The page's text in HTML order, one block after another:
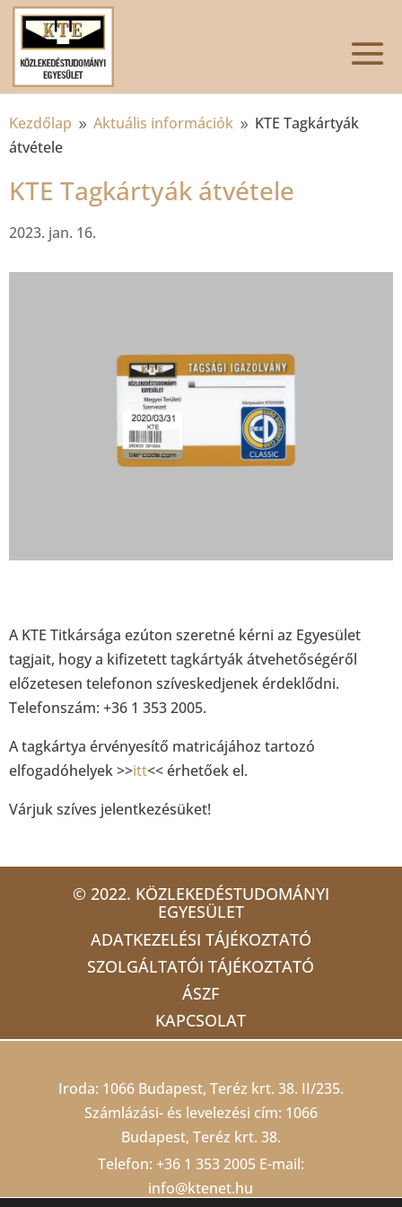
Kezdőlap 9 Aktuális információk 9 KTE Tagkártyák
átvétele
KTE Tagkártyák átvétele
2023. jan. 16.
A KTE Titkársága ezúton szeretné kérni az Egyesület
tagjait, hogy a kifizetett tagkártyák átvehetőségéről
előzetesen telefonon szíveskedjenek érdeklődni.
Telefonszám: +36 1 353 2005.
A tagkártya érvényesítő matricájához tartozó
elfogadóhelyek >>itt<< érhetőek el.
Várjuk szíves jelentkezésüket!
© 2022. KÖZLEKEDÉSTUDOMÁNYI
EGYESÜLET
ADATKEZELÉSI TÁJÉKOZTATÓ
SZOLGÁLTATÓI TÁJÉKOZTATÓ
ÁSZF
KAPCSOLAT
Iroda: 1066 Budapest, Teréz krt. 38. II/235.
Számlázási- és levelezési cím: 1066
Budapest, Teréz krt. 38.
Telefon: +36 1 353 2005 E-mail:
info@ktenet.hu